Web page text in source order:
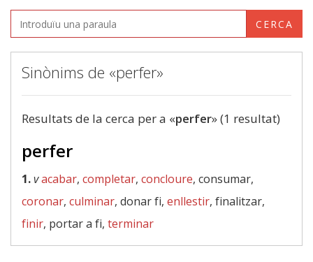
CERCA
Sinònims de «perfer»
Resultats de la cerca per a «perfer» (1 resultat)
perfer
1.vacabar, completar, concloure, consumar,
coronar, culminar, donar fi, enllestir, finalitzar,
finir, portar a fi, terminar